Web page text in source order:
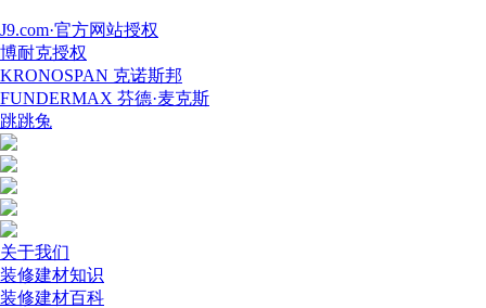
J9.com·官方网站授权
博耐克授权
KRONOSPAN 克诺斯邦
FUNDERMAX 芬德·麦克斯
跳跳兔
关于我们
装修建材知识
装修建材百科